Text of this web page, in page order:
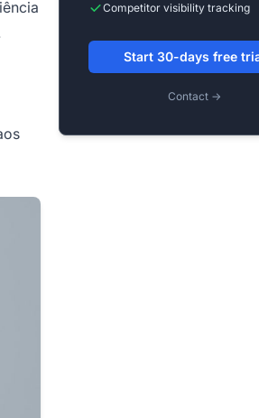
Competitor visibility tracking
Start 30-days free
Contact →